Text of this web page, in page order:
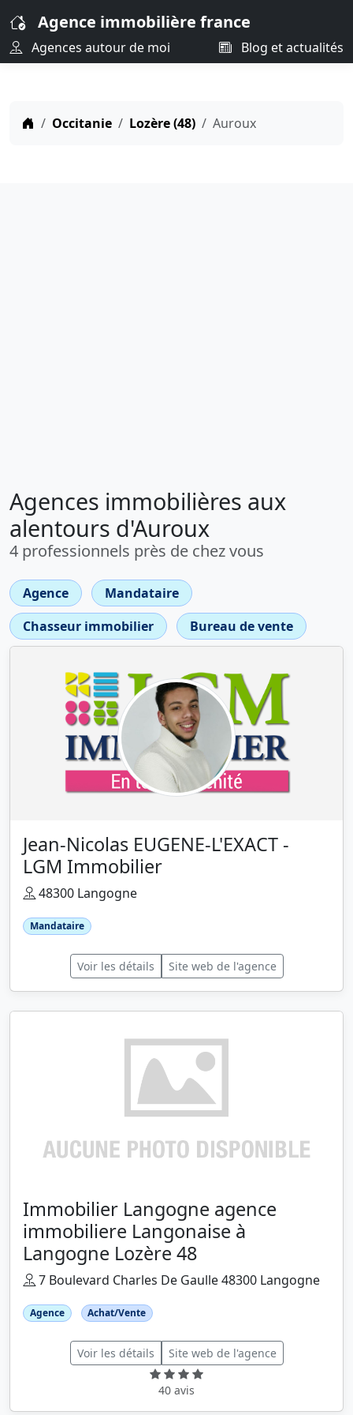
Agence immobilière france
Agences autour de moi Blog et actualités
Occitanie Lozère (48) Auroux
Agences immobilières aux
alentours d'Auroux
4 professionnels près de chez vous
Agence
Mandataire
Chasseur immobilier
Bureau de vente
Jean-Nicolas EUGENE-L'EXACT -
LGM Immobilier
48300 Langogne
Mandataire
Voir les détails Site web de l'agence
Immobilier Langogne agence
immobiliere Langonaise à
Langogne Lozère 48
7 Boulevard Charles De Gaulle 48300 Langogne
Agence Achat/Vente
Voir les détails Site web de l'agence
40 avis